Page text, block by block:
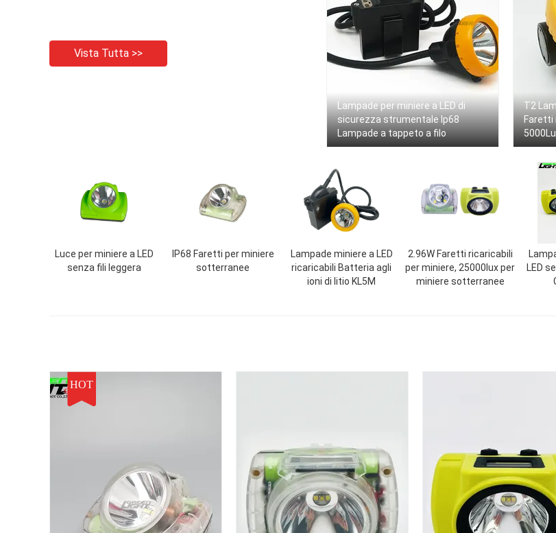
Vista Tutta >>
Lampade per miniere a LED di
sicurezza strumentale Ip68
Lampade a tappeto a filo
T2
Faretti
Luce per miniere a LED
senza fili leggera
IP68 Faretti per miniere
sotterranee
Lampade miniere a LED
ricaricabili Batteria agli
ioni di litio KL5M
2.96W Faretti ricaricabili
per miniere, 25000lux per
miniere sotterranee
LED
HOT